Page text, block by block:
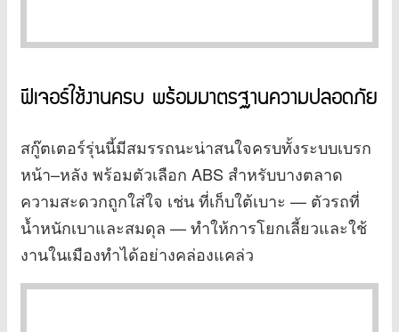
ฟีเจอร์ใช้งานครบ พร้อมมาตรฐานความปลอดภัย
สกู๊ตเตอร์รุ่นนี้มีสมรรถนะน่าสนใจครบทั้งระบบเบรก
หน้า–หลัง พร้อมตัวเลือก ABS สำหรับบางตลาด
ความสะดวกถูกใส่ใจ เช่น ที่เก็บใต้เบาะ — ตัวรถที่
น้ำหนักเบาและสมดุล — ทำให้การโยกเลี้ยวและใช้
งานในเมืองทำได้อย่างคล่องแคล่ว